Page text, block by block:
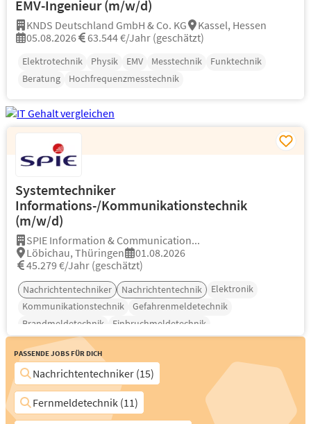
EMV-Ingenieur (m/w/d)
KNDS Deutschland GmbH & Co. KG
Kassel, Hessen
05.08.2026
63.544 €/Jahr (geschätzt)
Elektrotechnik Physik EMV Messtechnik
Funktechnik
Beratung
Hochfrequenzmesstechnik
Systemtechniker
Informations-/Kommunikationstechnik
(m/w/d)
SPIE Information & Communication...
Löbichau, Thüringen
01.08.2026
45.279 €/Jahr (geschätzt)
Nachrichtentechniker Nachrichtentechnik
Elektronik
Kommunikationstechnik
Gefahrenmeldetechnik
Brandmeldetechnik
Einbruchmeldetechnik
Passende Jobs für Dich
Nachrichtentechniker (15)
Fernmeldetechnik (11)